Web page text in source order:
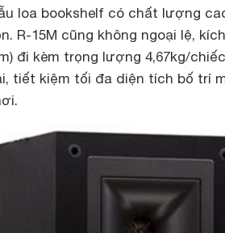
loa bookshelf có chất lượng
R-15M cũng không ngoại lệ,
đi kèm trọng lượng 4,67kg/
tiết kiệm tối đa diện tích bố trí